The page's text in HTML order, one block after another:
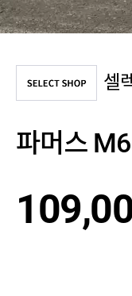
셀
파머스